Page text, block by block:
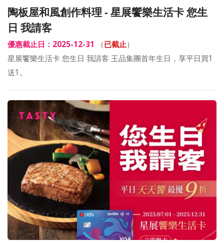
陶板屋和風創作料理 - 星展饗樂生活卡 您生
日 我請客
優惠截止日：2025-12-31 （已截止）
星展饗樂生活卡 您生日 我請客 王品集團首年生日，享平日買1
送1。